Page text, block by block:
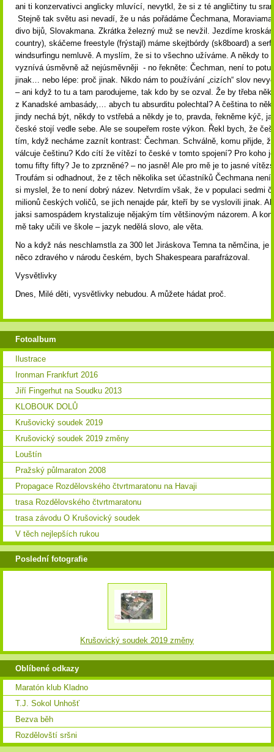
ani ti konzervativci anglicky mluvící, nevytkl, že si z té angličtiny tu
Stejně tak světu asi nevadí, že u nás pořádáme Čechmana,
divo bijů, Slovakmana. Zkrátka železný muž se nevžil. Jezdíme
country), skáčeme freestyle (frýstajl) máme skejtbórdy (sk8board) a
windsurfingu nemluvě. A myslím, že si to všechno užíváme. A někdy to
vyznívá úsměvně až nejúsměvněji - no řekněte: Čechman, není to
jinak… nebo lépe: proč jinak. Nikdo nám to používání „cizích“ slov
– ani když to tu a tam parodujeme, tak kdo by se ozval. Že by třeba
z Kanadské ambasády,… abych tu absurditu polechtal? A čeština to
jindy nechá být, někdy to vstřebá a někdy je to, pravda, řekněme kýč,
české stojí vedle sebe. Ale se soupeřem roste výkon. Řekl bych, že
tím, když necháme zaznít kontrast: Čechman. Schválně, komu přijde,
válcuje češtinu? Kdo cítí že vítězí to české v tomto spojení? Pro koho
tomu fifty fifty? Je to zprzněné? – no jasně! Ale pro mě je to jasné
Troufám si odhadnout, že z těch několika set účastníků Čechmana není
si myslel, že to není dobrý název. Netvrdím však, že v populaci sedmi
milionů českých voličů, se jich nenajde pár, kteří by se vyslovili jinak.
jaksi samospádem krystalizuje nějakým tím většinovým názorem. A
mě taky učili ve škole – jazyk nedělá slovo, ale věta.
No a když nás neschlamstla za 300 let Jiráskova Temna ta němčina, je
něco zdravého v národu českém, bych Shakespeara parafrázoval.
Vysvětlivky
Dnes, Milé děti, vysvětlivky nebudou. A můžete hádat proč.
Fotoalbum
Ilustrace
Ironman Frankfurt 2016
Jiří Fingerhut na Soudku 2013
KLOBOUK DOLŮ
Krušovický soudek 2019
Krušovický soudek 2019 změny
Louštín
Pražský půlmaraton 2008
Propagace Rozdělovského čtvrtmaratonu na Havaji
trasa Rozdělovského čtvrtmaratonu
trasa závodu O Krušovický soudek
V těch nejlepších rukou
Poslední fotografie
Krušovický soudek 2019 změny
Oblíbené odkazy
Maratón klub Kladno
T.J. Sokol Unhošť
Bezva běh
Rozdělovští sršni